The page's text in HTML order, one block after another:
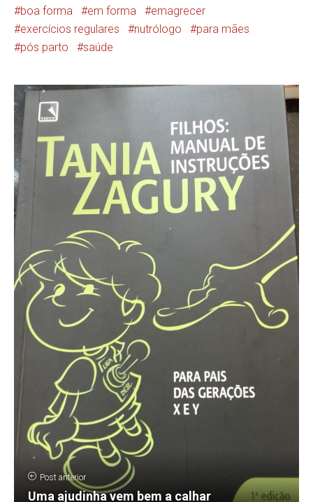
boa forma
em forma
emagrecer
exercícios regulares
nutrólogo
para mães
pós parto
saúde
Post anterior
Uma ajudinha vem bem a calhar